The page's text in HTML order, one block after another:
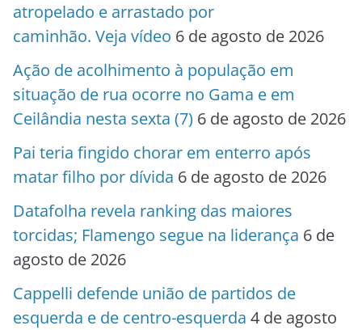
atropelado e arrastado por
caminhão. Veja vídeo 6 de agosto de 2026
Ação de acolhimento à população em
situação de rua ocorre no Gama e em
Ceilândia nesta sexta (7) 6 de agosto de 2026
Pai teria fingido chorar em enterro após
matar filho por dívida 6 de agosto de 2026
Datafolha revela ranking das maiores
torcidas; Flamengo segue na liderança 6 de
agosto de 2026
Cappelli defende união de partidos de
esquerda e de centro-esquerda 4 de agosto